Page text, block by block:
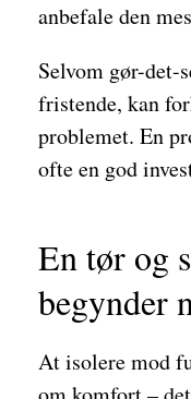
anbefale den
Selvom gør-det-
fristende, kan
problemet. En
ofte en god
En tør og
begynder
At isolere mod